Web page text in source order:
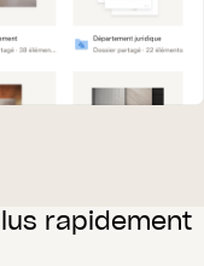
rapidement